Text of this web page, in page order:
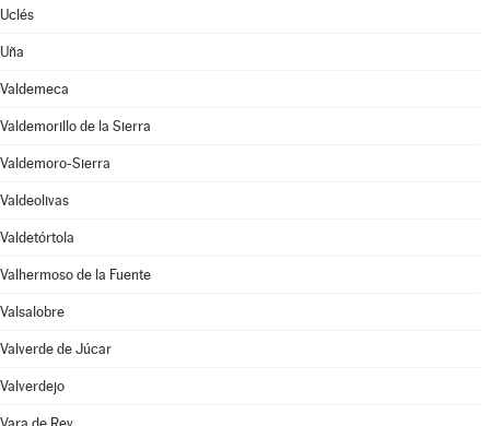
Uclés
Uña
Valdemeca
Valdemorillo de la Sierra
Valdemoro-Sierra
Valdeolivas
Valdetórtola
Valhermoso de la Fuente
Valsalobre
Valverde de Júcar
Valverdejo